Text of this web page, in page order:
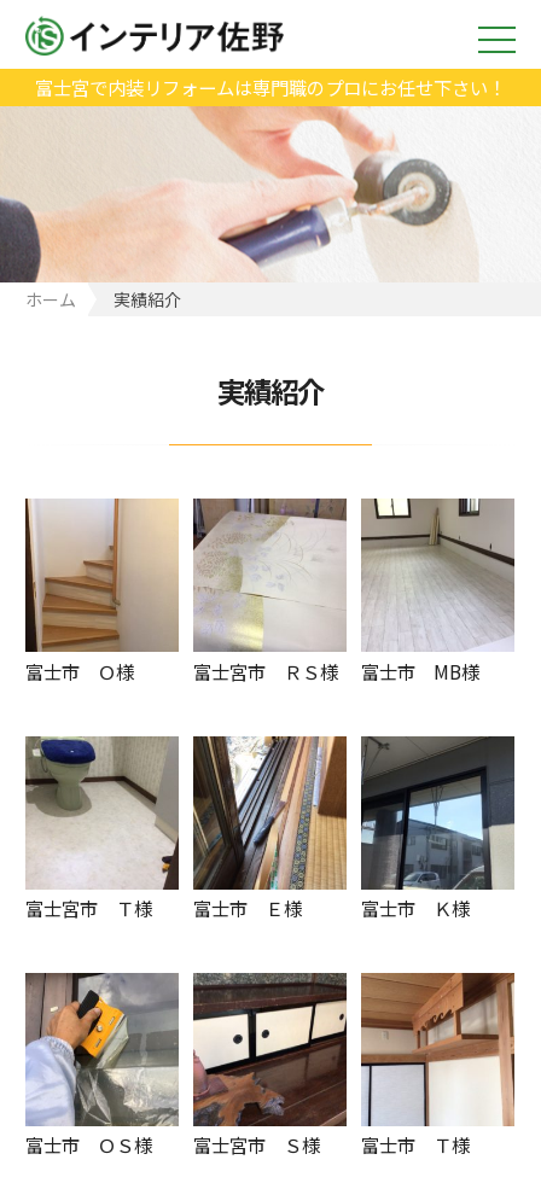
富士宮で内装リフォームは専門職のプロにお任せ下さい！
ホーム 実績紹介
実績紹介
富士市 Ｏ様 富士宮市 ＲＳ様 富士市 MB様
富士宮市 Ｔ様 富士市 Ｅ様 富士市 Ｋ様
富士市 ＯＳ様 富士宮市 Ｓ様 富士市 Ｔ様